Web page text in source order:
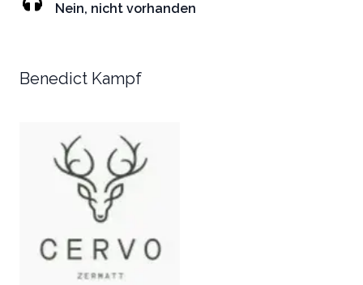
Nein, nicht vorhanden
Benedict Kampf